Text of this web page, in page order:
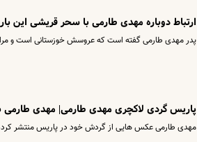
ارتباط دوباره مهدی طارمی با سحر قریشی این
پدر مهدی طارمی گفته است که عروسش خوزستانی است و
پاریس گردی لاکچری مهدی طارمی| مهدی طارمی
مهدی طارمی عکس هایی از گردش خود در پاریس منتشر